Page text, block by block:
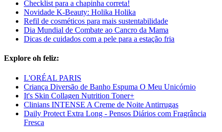
Checklist para a chapinha correta!
Novidade K-Beauty: Holika Holika
Refil de cosméticos para mais sustentabilidade
Dia Mundial de Combate ao Cancro da Mama
Dicas de cuidados com a pele para a estação fria
Explore oh feliz:
L'ORÉAL PARIS
Criança Diversão de Banho Espuma O Meu Unicórnio
It's Skin Collagen Nutrition Toner+
Clinians INTENSE A Creme de Noite Antirrugas
Daily Protect Extra Long - Pensos Diários com Fragrância
Fresca